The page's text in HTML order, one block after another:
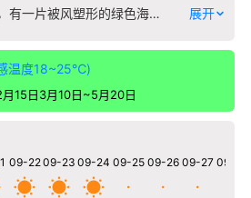
在南昌西郊的梅岭之巅，有一片被风塑形的绿色海洋——竹海明珠。这里并非传统意义上的险峻山川，而是由3万余亩毛竹构成的连绵坡谷，山风过处，竹涛如海，形成了赣中地区罕见的规模化竹林景观。 四季在此勾勒出截然不同的画卷。春日，新笋破土，林间充满生机勃发的脆响；夏季，浓荫蔽日，竹叶滤出的凉意比空调更清爽；秋风吹起时，竹梢摇曳如金色波浪；冬雪降临，修竹负雪，勾勒出水墨般的清雅线条。沿着石板步道深入竹海，光线被切割成缕，空气中弥漫着竹叶特有的清香。登上观景台俯瞰，连绵竹浪依山势起伏，远处南昌城廓若隐若现，这种城市与自然咫尺相接的体验，正是竹海明珠最独特的馈赠。 景区内还散落着千年银杏、古道驿站等人文痕迹，但主角始终是这片会呼吸的竹子。无论是追寻“独坐幽篁里”的静谧，还是渴望在天然氧吧中舒展身心，这里都能让你在竹韵涛声中，找到城市边缘的那份清凉与宁静。 展开
温度18~25℃)
15日3月10日~5月20日
09-2209-23 09-24 09-25 09-26 09-27 09-28